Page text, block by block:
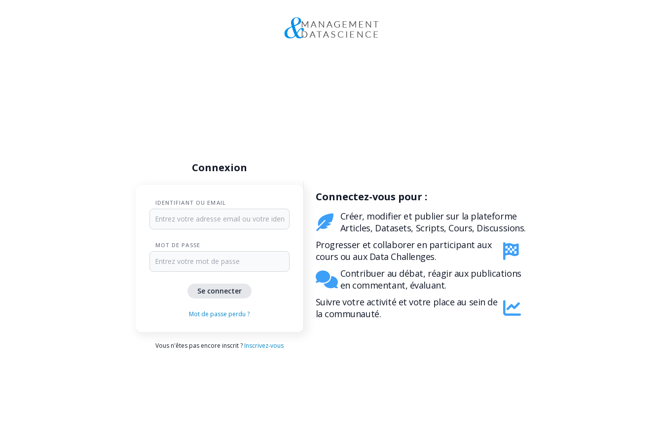
Connexion
IDENTIFIANT OU EMAIL
MOT DE PASSE
Mot de passe perdu ?
Vous n'êtes pas encore inscrit ? Inscrivez-vous
Connectez-vous pour :
Créer, modifier et publier sur la plateforme
Articles, Datasets, Scripts, Cours, Discussions.
Progresser et collaborer en participant aux
cours ou aux Data Challenges.
Contribuer au débat, réagir aux publications
en commentant, évaluant.
Suivre votre activité et votre place au sein de
la communauté.